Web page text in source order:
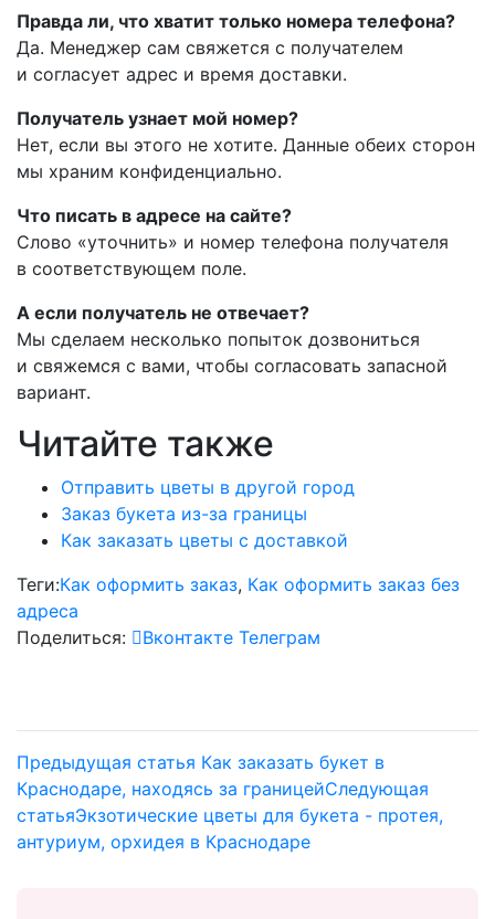
Правда ли, что хватит только номера телефона?
Да. Менеджер сам свяжется с получателем
и согласует адрес и время доставки.
Получатель узнает мой номер?
Нет, если вы этого не хотите. Данные обеих сторон
мы храним конфиденциально.
Что писать в адресе на сайте?
Слово «уточнить» и номер телефона получателя
в соответствующем поле.
А если получатель не отвечает?
Мы сделаем несколько попыток дозвониться
и свяжемся с вами, чтобы согласовать запасной
вариант.
Читайте также
Отправить цветы в другой город
Заказ букета из-за границы
Как заказать цветы с доставкой
Теги:Как оформить заказ, Как оформить заказ без
адреса
Поделиться:
Вконтакте Телеграм
Предыдущая статья Как заказать букет в
Краснодаре, находясь за границейСледующая
статьяЭкзотические цветы для букета - протея,
антуриум, орхидея в Краснодаре